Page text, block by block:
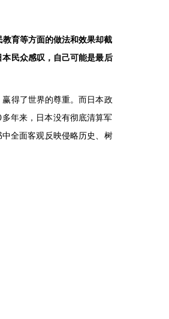
育等方面的做法和效果却截
民众感叹，自己可能是最后
得了世界的尊重。而日本政
年来，日本没有彻底清算军
全面客观反映侵略历史、树